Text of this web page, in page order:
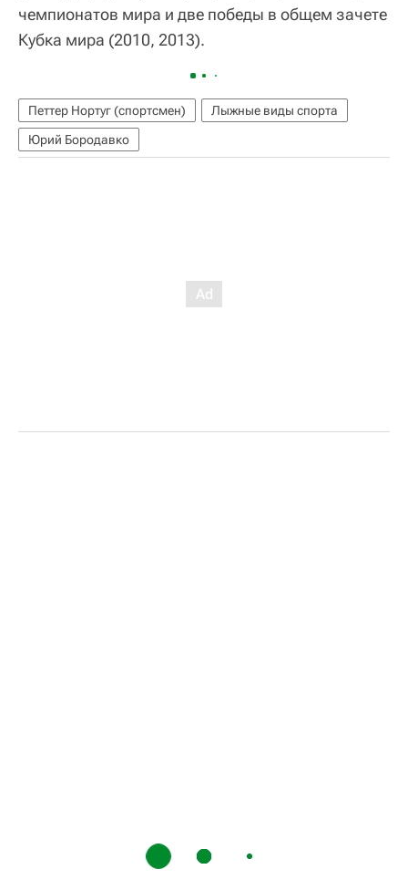
чемпионатов мира и две победы в общем зачете
Кубка мира (2010, 2013).
Петтер Нортуг (спортсмен)
Лыжные виды спорта
Юрий Бородавко